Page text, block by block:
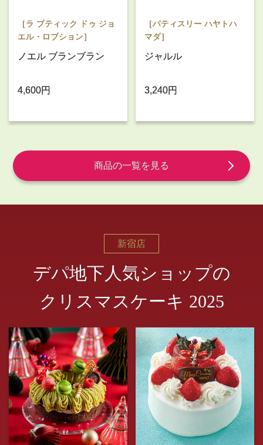
［ラ ブティック ドゥ ジョ
エル・ロブション］
ノエル ブランブラン
4,600円
［パティスリー ハヤトハ
マダ］
ジャルル
3,240円
商品の一覧を見る
新宿店
デパ地下人気ショップの
クリスマスケーキ 2025